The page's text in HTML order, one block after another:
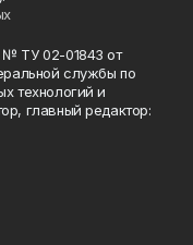
ТУ 02-01843 от
службы по
технологий и
главный редактор: